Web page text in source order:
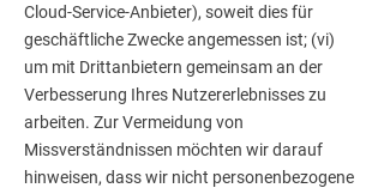
Cloud-Service-Anbieter), soweit dies für
geschäftliche Zwecke angemessen ist; (vi)
um mit Drittanbietern gemeinsam an der
Verbesserung Ihres Nutzererlebnisses zu
arbeiten. Zur Vermeidung von
Missverständnissen möchten wir darauf
hinweisen, dass wir nicht personenbezogene